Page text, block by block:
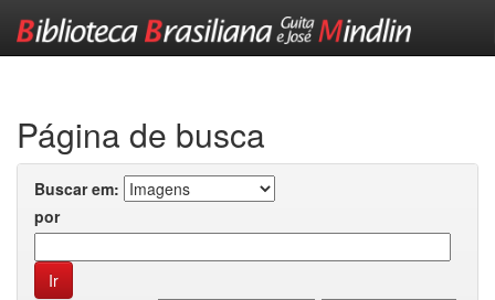
Página de busca
Buscar em:
por